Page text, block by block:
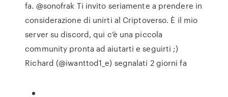
fa. @sonofrak Ti invito seriamente a prendere in
considerazione di unirti al Criptoverso. È il mio
server su discord, qui c’è una piccola
community pronta ad aiutarti e seguirti ;)
Richard (@iwanttod1_e) segnalati 2 giorni fa